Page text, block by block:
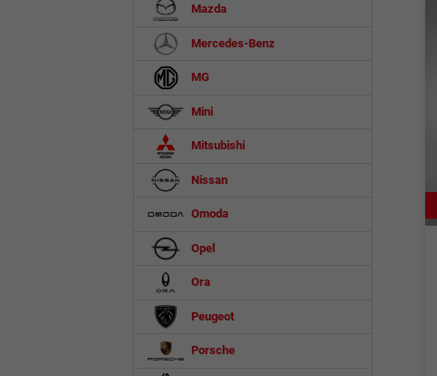
Mazda
Mercedes-Benz
MG
Mini
Mitsubishi
Nissan
Omoda
Opel
Ora
Peugeot
Porsche